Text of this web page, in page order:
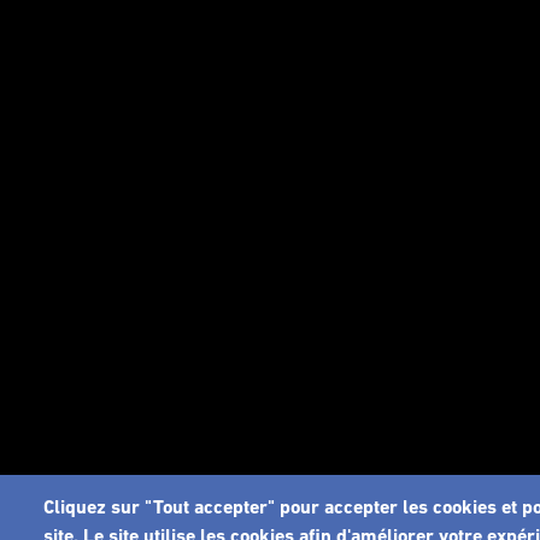
Cliquez sur "Tout accepter" pour accepter les cookies et